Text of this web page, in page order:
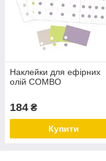
Наклейки для ефірних
олій COMBO
184 ₴
Купити